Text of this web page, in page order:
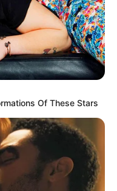
Of These Stars